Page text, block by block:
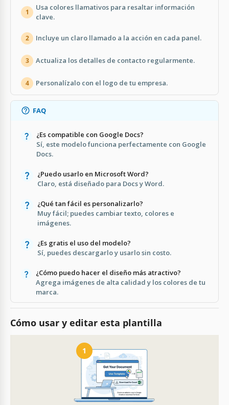
1
Usa colores llamativos para resaltar información
clave.
2 Incluye un claro llamado a la acción en cada panel.
3 Actualiza los detalles de contacto regularmente.
4 Personalízalo con el logo de tu empresa.
FAQ
¿Es compatible con Google Docs?
Sí, este modelo funciona perfectamente con Google
Docs.
¿Puedo usarlo en Microsoft Word?
Claro, está diseñado para Docs y Word.
¿Qué tan fácil es personalizarlo?
Muy fácil; puedes cambiar texto, colores e
imágenes.
¿Es gratis el uso del modelo?
Sí, puedes descargarlo y usarlo sin costo.
¿Cómo puedo hacer el diseño más atractivo?
Agrega imágenes de alta calidad y los colores de tu
marca.
Cómo usar y editar esta plantilla
1